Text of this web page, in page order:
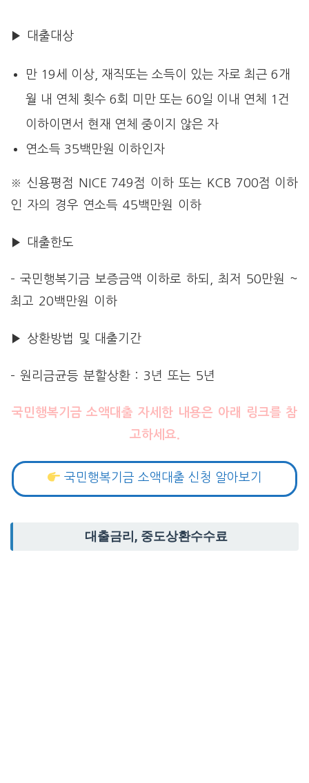
▶ 대출대상
만 19세 이상, 재직또는 소득이 있는 자로 최근 6개
월 내 연체 횟수 6회 미만 또는 60일 이내 연체 1건
이하이면서 현재 연체 중이지 않은 자
연소득 35백만원 이하인자
※ 신용평점 NICE 749점 이하 또는 KCB 700점 이하
인 자의 경우 연소득 45백만원 이하
▶ 대출한도
– 국민행복기금 보증금액 이하로 하되, 최저 50만원 ~
최고 20백만원 이하
▶ 상환방법 및 대출기간
– 원리금균등 분할상환 : 3년 또는 5년
국민행복기금 소액대출 자세한 내용은 아래 링크를 참
고하세요.
국민행복기금 소액대출 신청 알아보기
대출금리, 중도상환수수료